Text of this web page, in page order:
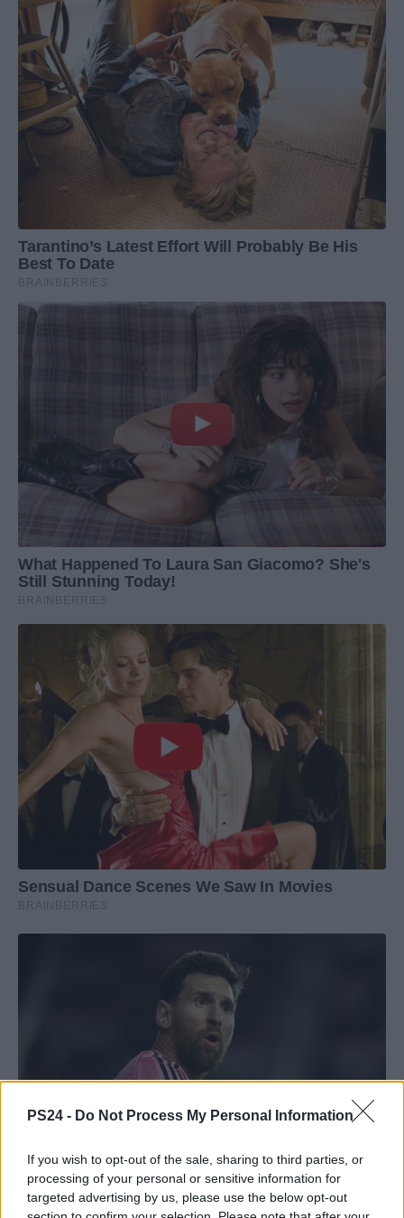
PS24 - Do Not Process My Personal Information
If you wish to opt-out of the sale, sharing to third parties, or
processing of your personal or sensitive information for
targeted advertising by us, please use the below opt-out